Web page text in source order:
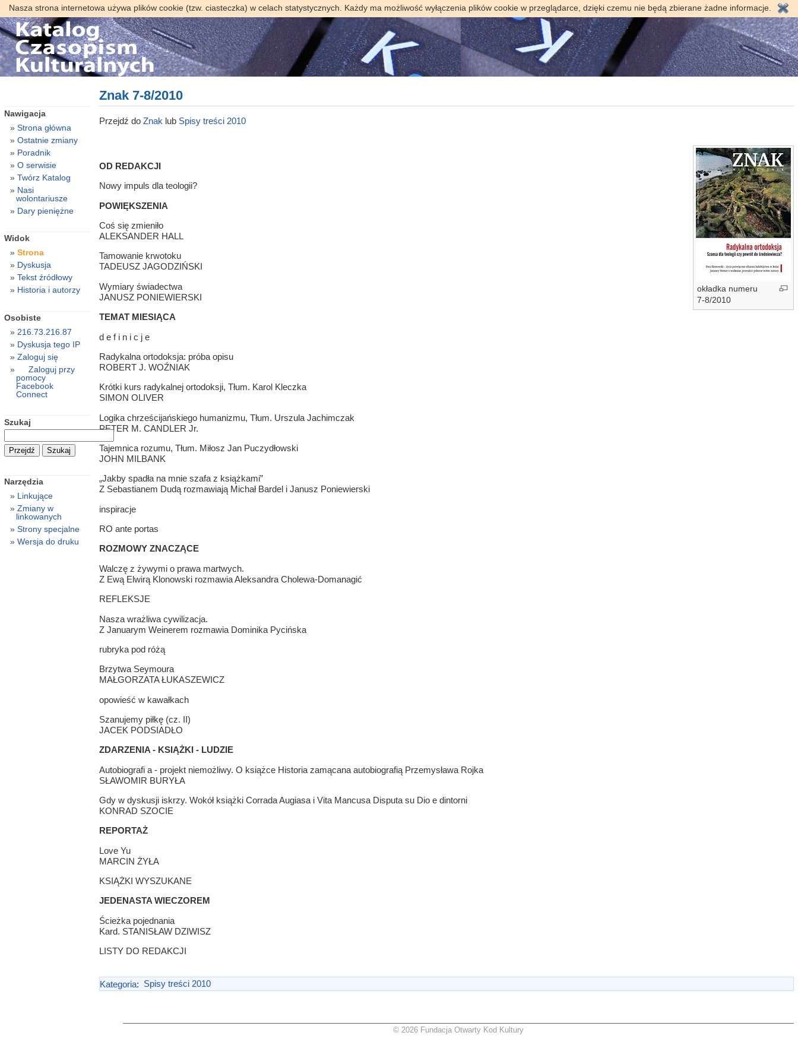
Nasza strona internetowa używa plików cookie (tzw. ciasteczka) w celach statystycznych. Każdy ma możliwość wyłączenia plików cookie w przeglądarce, dzięki czemu nie będą zbierane żadne informacje.
Znak 7-8/2010
Przejdź do Znak lub Spisy treści 2010
okładka numeru
7-8/2010
OD REDAKCJI
Nowy impuls dla teologii?
POWIĘKSZENIA
Coś się zmieniło
ALEKSANDER HALL
Tamowanie krwotoku
TADEUSZ JAGODZIŃSKI
Wymiary świadectwa
JANUSZ PONIEWIERSKI
TEMAT MIESIĄCA
d e f i n i c j e
Radykalna ortodoksja: próba opisu
ROBERT J. WOŹNIAK
Krótki kurs radykalnej ortodoksji, Tłum. Karol Kleczka
SIMON OLIVER
Logika chrześcijańskiego humanizmu, Tłum. Urszula Jachimczak
PETER M. CANDLER Jr.
Tajemnica rozumu, Tłum. Miłosz Jan Puczydłowski
JOHN MILBANK
„Jakby spadła na mnie szafa z książkami”
Z Sebastianem Dudą rozmawiają Michał Bardel i Janusz Poniewierski
inspiracje
RO ante portas
ROZMOWY ZNACZĄCE
Walczę z żywymi o prawa martwych.
Z Ewą Elwirą Klonowski rozmawia Aleksandra Cholewa-Domanagić
REFLEKSJE
Nasza wrażliwa cywilizacja.
Z Januarym Weinerem rozmawia Dominika Pycińska
rubryka pod różą
Brzytwa Seymoura
MAŁGORZATA ŁUKASZEWICZ
opowieść w kawałkach
Szanujemy piłkę (cz. II)
JACEK PODSIADŁO
ZDARZENIA - KSIĄŻKI - LUDZIE
Autobiografi a - projekt niemożliwy. O książce Historia zamącana autobiografią Przemysława Rojka
SŁAWOMIR BURYŁA
Gdy w dyskusji iskrzy. Wokół książki Corrada Augiasa i Vita Mancusa Disputa su Dio e dintorni
KONRAD SZOCIE
REPORTAŻ
Love Yu
MARCIN ŻYŁA
KSIĄŻKI WYSZUKANE
JEDENASTA WIECZOREM
Ścieżka pojednania
Kard. STANISŁAW DZIWISZ
LISTY DO REDAKCJI
Kategoria: Spisy treści 2010
Nawigacja
Strona główna
Ostatnie zmiany
Poradnik
O serwisie
Twórz Katalog
Nasi
wolontariusze
Dary pieniężne
Widok
Strona
Dyskusja
Tekst źródłowy
Historia i autorzy
Osobiste
216.73.216.87
Dyskusja tego IP
Zaloguj się
Zaloguj przy
pomocy
Facebook
Connect
Szukaj
Narzędzia
Linkujące
Zmiany w
linkowanych
Strony specjalne
Wersja do druku
© 2026 Fundacja Otwarty Kod Kultury